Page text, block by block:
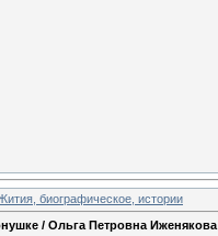
биографическое, истории
/ Ольга Петровна Иженякова